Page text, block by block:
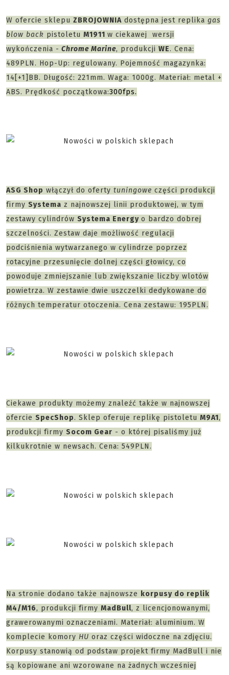
W ofercie sklepu ZBROJOWNIA dostępna jest replika gas
blow back pistoletu M1911 w ciekawej wersji
wykończenia - Chrome Marine, produkcji WE. Cena:
489PLN. Hop-Up: regulowany. Pojemność magazynka:
14[+1]BB. Długość: 221mm. Waga: 1000g. Materiał: metal +
ABS. Prędkość początkowa:300fps.
ASG Shop włączył do oferty tuningowe części produkcji
firmy Systema z najnowszej linii produktowej, w tym
zestawy cylindrów Systema Energy o bardzo dobrej
szczelności. Zestaw daje możliwość regulacji
podciśnienia wytwarzanego w cylindrze poprzez
rotacyjne przesunięcie dolnej części głowicy, co
powoduje zmniejszanie lub zwiększanie liczby wlotów
powietrza. W zestawie dwie uszczelki dedykowane do
różnych temperatur otoczenia. Cena zestawu: 195PLN.
Ciekawe produkty możemy znaleźć także w najnowszej
ofercie SpecShop. Sklep oferuje replikę pistoletu M9A1,
produkcji firmy Socom Gear - o której pisaliśmy już
kilkukrotnie w newsach. Cena: 549PLN.
Na stronie dodano także najnowsze korpusy do replik
M4/M16, produkcji firmy MadBull, z licencjonowanymi,
grawerowanymi oznaczeniami. Materiał: aluminium. W
komplecie komory HU oraz części widoczne na zdjęciu.
Korpusy stanowią od podstaw projekt firmy MadBull i nie
są kopiowane ani wzorowane na żadnych wcześniej